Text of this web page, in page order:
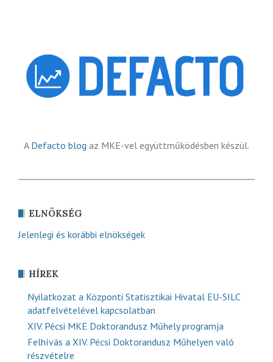
A Defacto blog az MKE-vel együttműködésben készül.
ELNÖKSÉG
Jelenlegi és korábbi elnökségek
HÍREK
Nyilatkozat a Központi Statisztikai Hivatal EU-SILC
adatfelvételével kapcsolatban
XIV. Pécsi MKE Doktorandusz Műhely programja
Felhívás a XIV. Pécsi Doktorandusz Műhelyen való
részvételre